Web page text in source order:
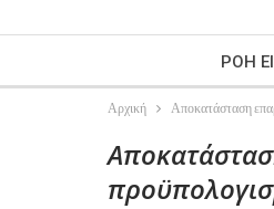
ΡΟΗ
Αρχική Αποκατάσταση